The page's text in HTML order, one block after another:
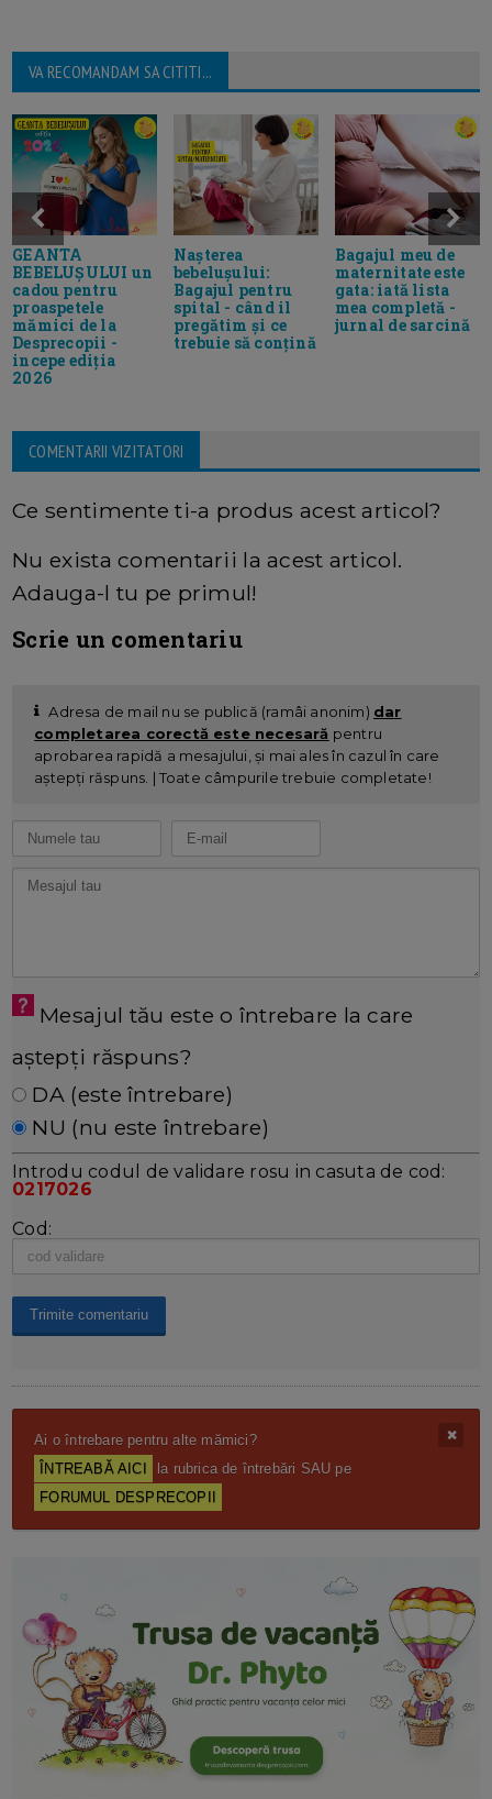
VA RECOMANDAM SA CITITI...
GEANTA
BEBELUȘULUI un
cadou pentru
proaspetele
mămici de la
Desprecopii -
incepe ediția
2026
Nașterea
bebelușului:
Bagajul pentru
spital - când il
pregătim și ce
trebuie să conțină
Bagajul meu de
maternitate este
gata: iată lista
mea completă -
jurnal de sarcină
COMENTARII VIZITATORI
Ce sentimente ti-a produs acest articol?
Nu exista comentarii la acest articol.
Adauga-l tu pe primul!
Scrie un comentariu
Adresa de mail nu se publică (ramâi anonim) dar
completarea corectă este necesară pentru
aprobarea rapidă a mesajului, și mai ales în cazul în care
aștepți răspuns. | Toate câmpurile trebuie completate!
Mesajul tău este o întrebare la care
aștepți răspuns?
DA (este întrebare)
NU (nu este întrebare)
Introdu codul de validare rosu in casuta de cod:
0217026
Cod:
Ai o întrebare pentru alte mămici?
ÎNTREABĂ AICI
la rubrica de întrebări SAU pe
FORUMUL DESPRECOPII